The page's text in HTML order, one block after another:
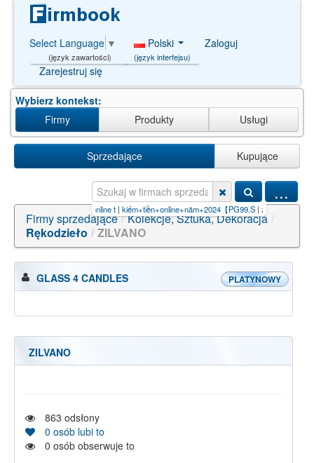
Select Language ▼
(język zawartości)
Polski
(język interfejsu)
Zaloguj
Zarejestruj się
Wybierz kontekst:
Firmy
Produkty Usługi
Sprzedające Kupujące
...
trang web kiếm tiền online t |kiếm+tiền+online+năm+2024【PG99.S|zakÅ‚ady miÄ™sna
Firmy sprzedające / Kolekcje, Sztuka, Dekoracja /
Rękodzieło / ZILVANO
PLATYNOWY
GLASS 4 CANDLES
ZILVANO
863 odsłony
0 osób lubi to
0 osób obserwuje to